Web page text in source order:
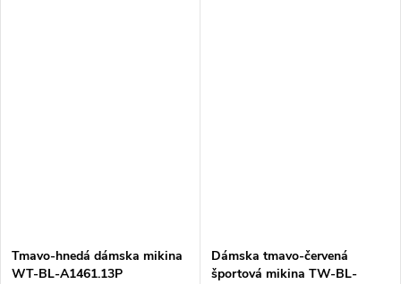
Tmavo-hnedá dámska mikina
WT-BL-A1461.13P
Dámska tmavo-červená
športová mikina TW-BL-